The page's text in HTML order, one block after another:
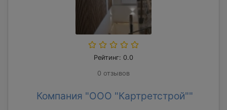
Рейтинг: 0.0
0 отзывов
Компания "ООО "Картретстрой""